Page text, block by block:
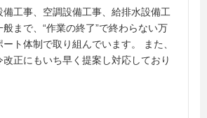
備工事、空調設備工事、給排水設備工
まで、“作業の終了”で終わらない万
ト体制で取り組んでいます。 また、
正にもいち早く提案し対応しており